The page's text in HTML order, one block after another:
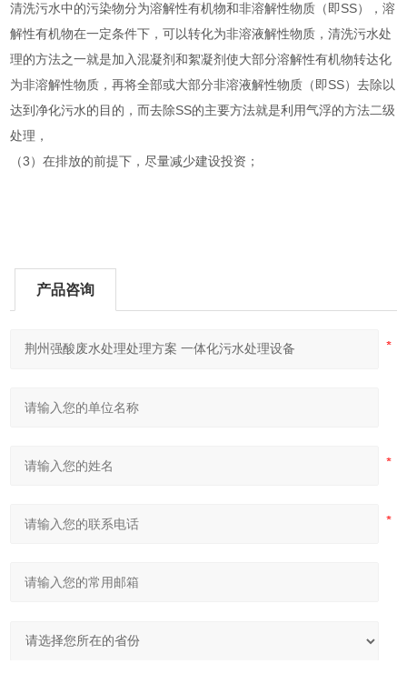
清洗污水中的污染物分为溶解性有机物和非溶解性物质（即SS），溶
解性有机物在一定条件下，可以转化为非溶液解性物质，清洗污水处
理的方法之一就是加入混凝剂和絮凝剂使大部分溶解性有机物转达化
为非溶解性物质，再将全部或大部分非溶液解性物质（即SS）去除以
达到净化污水的目的，而去除SS的主要方法就是利用气浮的方法二级
处理，
（3）在排放的前提下，尽量减少建设投资；
产品咨询